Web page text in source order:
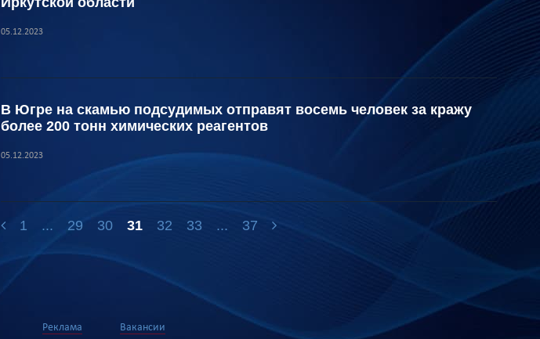
05.12.2023
В Югре на скамью подсудимых отправят восемь человек за кражу
более 200 тонн химических реагентов
05.12.2023
1 ... 29 30 31 32 33 ... 37
Реклама Вакансии